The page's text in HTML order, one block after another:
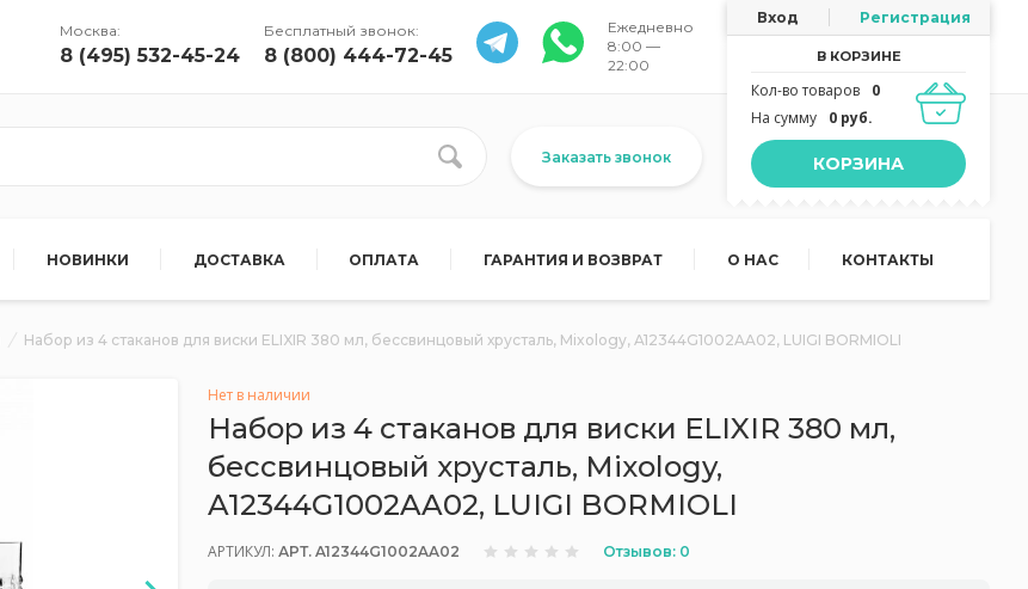
Москва:
8 (495) 532-45-24
Бесплатный звонок:
8 (800) 444-72-45
Ежедневно
8:00 —
22:00
Вход Регистрация
В КОРЗИНЕ
Кол-во товаров
0
На сумму
0 руб.
КОРЗИНА
Заказать звонок
НОВИНКИ ДОСТАВКА ОПЛАТА ГАРАНТИЯ И ВОЗВРАТ О НАС КОНТАКТЫ
Набор из 4 стаканов для виски ELIXIR 380 мл, бессвинцовый хрусталь, Mixology, A12344G1002AA02, LUIGI BORMIOLI
Нет в наличии
Набор из 4 стаканов для виски ELIXIR 380 мл,
бессвинцовый хрусталь, Mixology,
A12344G1002AA02, LUIGI BORMIOLI
АРТИКУЛ: АРТ. A12344G1002AA02 Отзывов: 0